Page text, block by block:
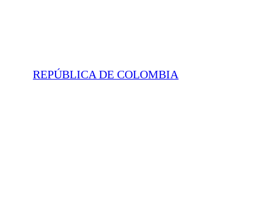
REPÚBLICA DE COLOMBIA